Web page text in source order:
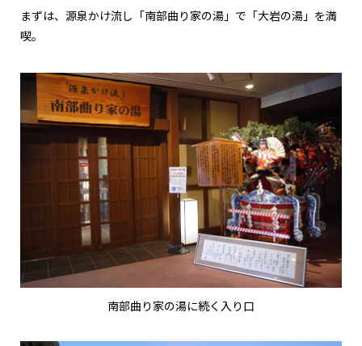
まずは、源泉かけ流し「南部曲り家の湯」で「大岩の湯」を満
喫。
南部曲り家の湯に続く入り口